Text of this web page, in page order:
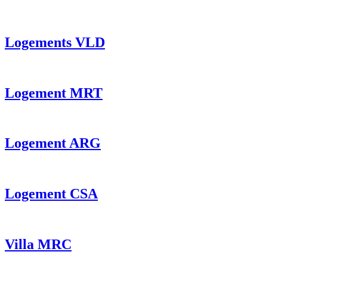
Logements VLD
Logement MRT
Logement ARG
Logement CSA
Villa MRC